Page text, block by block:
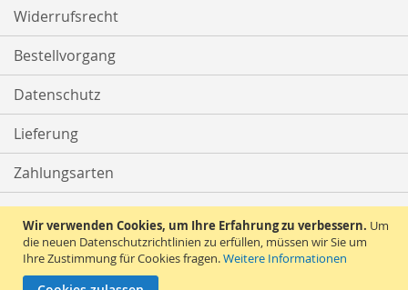
Wir verwenden Cookies, um Ihre Erfahrung zu verbessern. Um
die neuen Datenschutzrichtlinien zu erfüllen, müssen wir Sie um
Ihre Zustimmung für Cookies fragen.Weitere Informationen
Widerrufsrecht
Bestellvorgang
Datenschutz
Lieferung
Zahlungsarten
Kontakt
Vertrag widerrufen